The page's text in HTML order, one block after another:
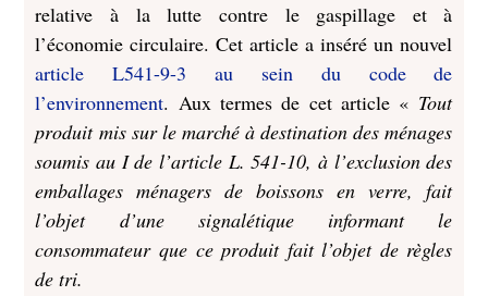
relative à la lutte contre le gaspillage et à
l’économie circulaire. Cet article a inséré un nouvel
article L541-9-3 au sein du code de
l’environnement. Aux termes de cet article « Tout
produit mis sur le marché à destination des ménages
soumis au I de l’article L. 541-10, à l’exclusion des
emballages ménagers de boissons en verre, fait
l’objet d’une signalétique informant le
consommateur que ce produit fait l’objet de règles
de tri.